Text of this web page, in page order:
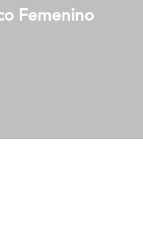
Femenino